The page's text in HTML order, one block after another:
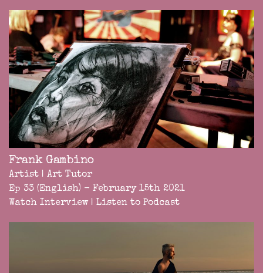
Frank Gambino
Artist | Art Tutor
Ep 33 (English) - February 15th 2021
Watch Interview | Listen to Podcast